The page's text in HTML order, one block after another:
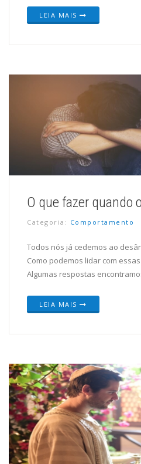
LEIA MAIS
O que fazer quando
Categoria: Comportamento
Todos nós já cedemos ao
Como podemos lidar com
Algumas respostas
LEIA MAIS